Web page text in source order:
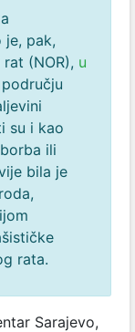
je, pak,
(NOR), u
su i kao
ili
bila je
rata.
Sarajevo,